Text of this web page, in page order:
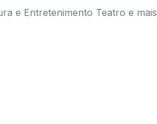
e Entretenimento Teatro e mais